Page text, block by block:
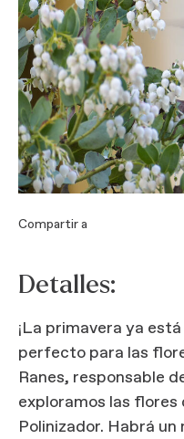
Detalles:
¡La primavera ya
perfecto para las
Ranes, responsable
exploramos las flores
Polinizador. Habrá
Compartir a